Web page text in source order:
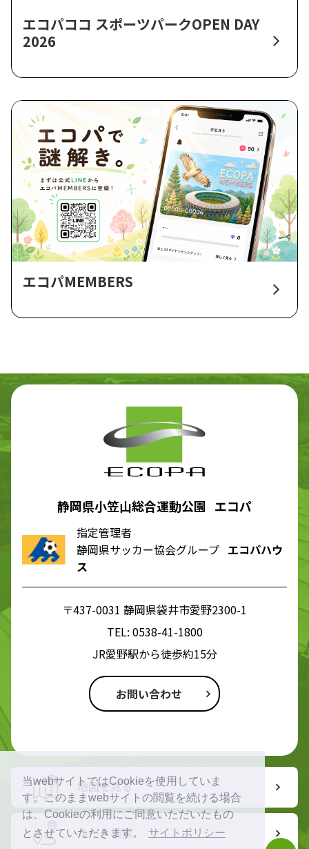
当webサイトではCookieを使用していま
す。このままwebサイトの閲覧を続ける場合
は、Cookieの利用にご同意いただいたもの
とさせていただきます。
サイトポリシー
エコパココ スポーツパークOPEN DAY
2026
エコパMEMBERS
静岡県小笠山総合運動公園 エコパ
指定管理者
静岡県サッカー協会グループ エコパハウ
ス
〒437-0031 静岡県袋井市愛野2300-1
TEL: 0538-41-1800
JR愛野駅から徒歩約15分
お問い合わせ
地図を見る
ルート検索